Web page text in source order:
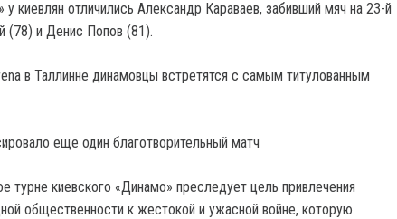
киевлян отличились Александр Караваев, забивший мяч на 23-й
(78) и Денис Попов (81).
в Таллинне динамовцы встретятся с самым титулованным
еще один благотворительный матч
турне киевского «Динамо» преследует цель привлечения
общественности к жестокой и ужасной войне, которую